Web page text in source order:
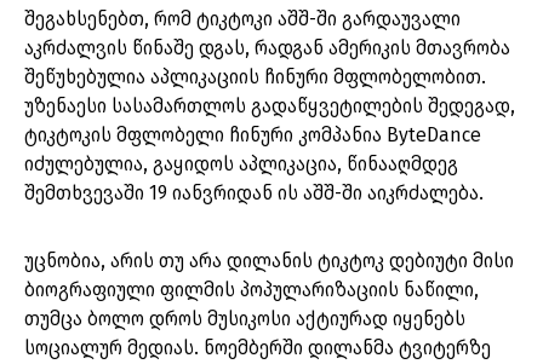
შეგახსენებთ, რომ ტიკტოკი აშშ-ში გარდაუვალი
აკრძალვის წინაშე დგას, რადგან ამერიკის მთავრობა
შეწუხებულია აპლიკაციის ჩინური მფლობელობით.
უზენაესი სასამართლოს გადაწყვეტილების შედეგად,
ტიკტოკის მფლობელი ჩინური კომპანია ByteDance
იძულებულია, გაყიდოს აპლიკაცია, წინააღმდეგ
შემთხვევაში 19 იანვრიდან ის აშშ-ში აიკრძალება.
უცნობია, არის თუ არა დილანის ტიკტოკ დებიუტი მისი
ბიოგრაფიული ფილმის პოპულარიზაციის ნაწილი,
თუმცა ბოლო დროს მუსიკოსი აქტიურად იყენებს
სოციალურ მედიას. ნოემბერში დილანმა ტვიტერზე